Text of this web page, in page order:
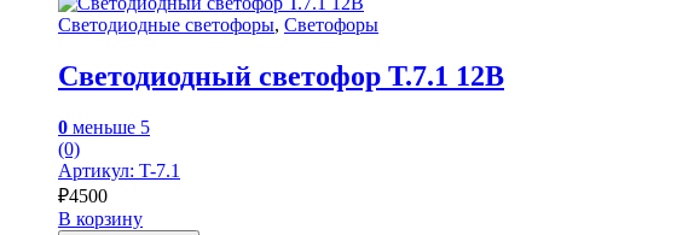
Светодиодные светофоры, Светофоры
Светодиодный светофор Т.7.1 12В
0 меньше 5
(0)
Артикул: T-7.1
₽4500
В корзину